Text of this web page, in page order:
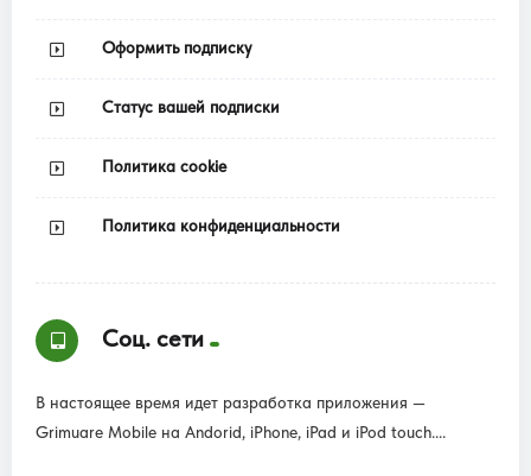
Оформить подписку
Статус вашей подписки
Политика cookie
Политика конфиденциальности
Соц. сети
В настоящее время идет разработка приложения —
Grimuare Mobile на Andorid, iPhone, iPad и iPod touch....